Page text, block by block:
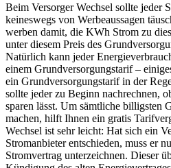
Beim Versorger Wechsel sollte jeder
keineswegs von Werbeaussagen
werben damit, die KWh Strom zu
unter diesem Preis des
Natürlich kann jeder
einem Grundversorgungstarif –
ein Grundversorgungstarif in der
sollte jeder zu Beginn nachrechnen,
sparen lässt. Um sämtliche billigsten
machen, hilft Ihnen ein gratis
Wechsel ist sehr leicht: Hat sich ein
Stromanbieter entschieden, muss er
Stromvertrag unterzeichnen. Dieser